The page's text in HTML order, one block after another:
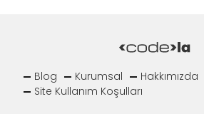
Blog Kurumsal Hakkımızda
Site Kullanım Koşulları